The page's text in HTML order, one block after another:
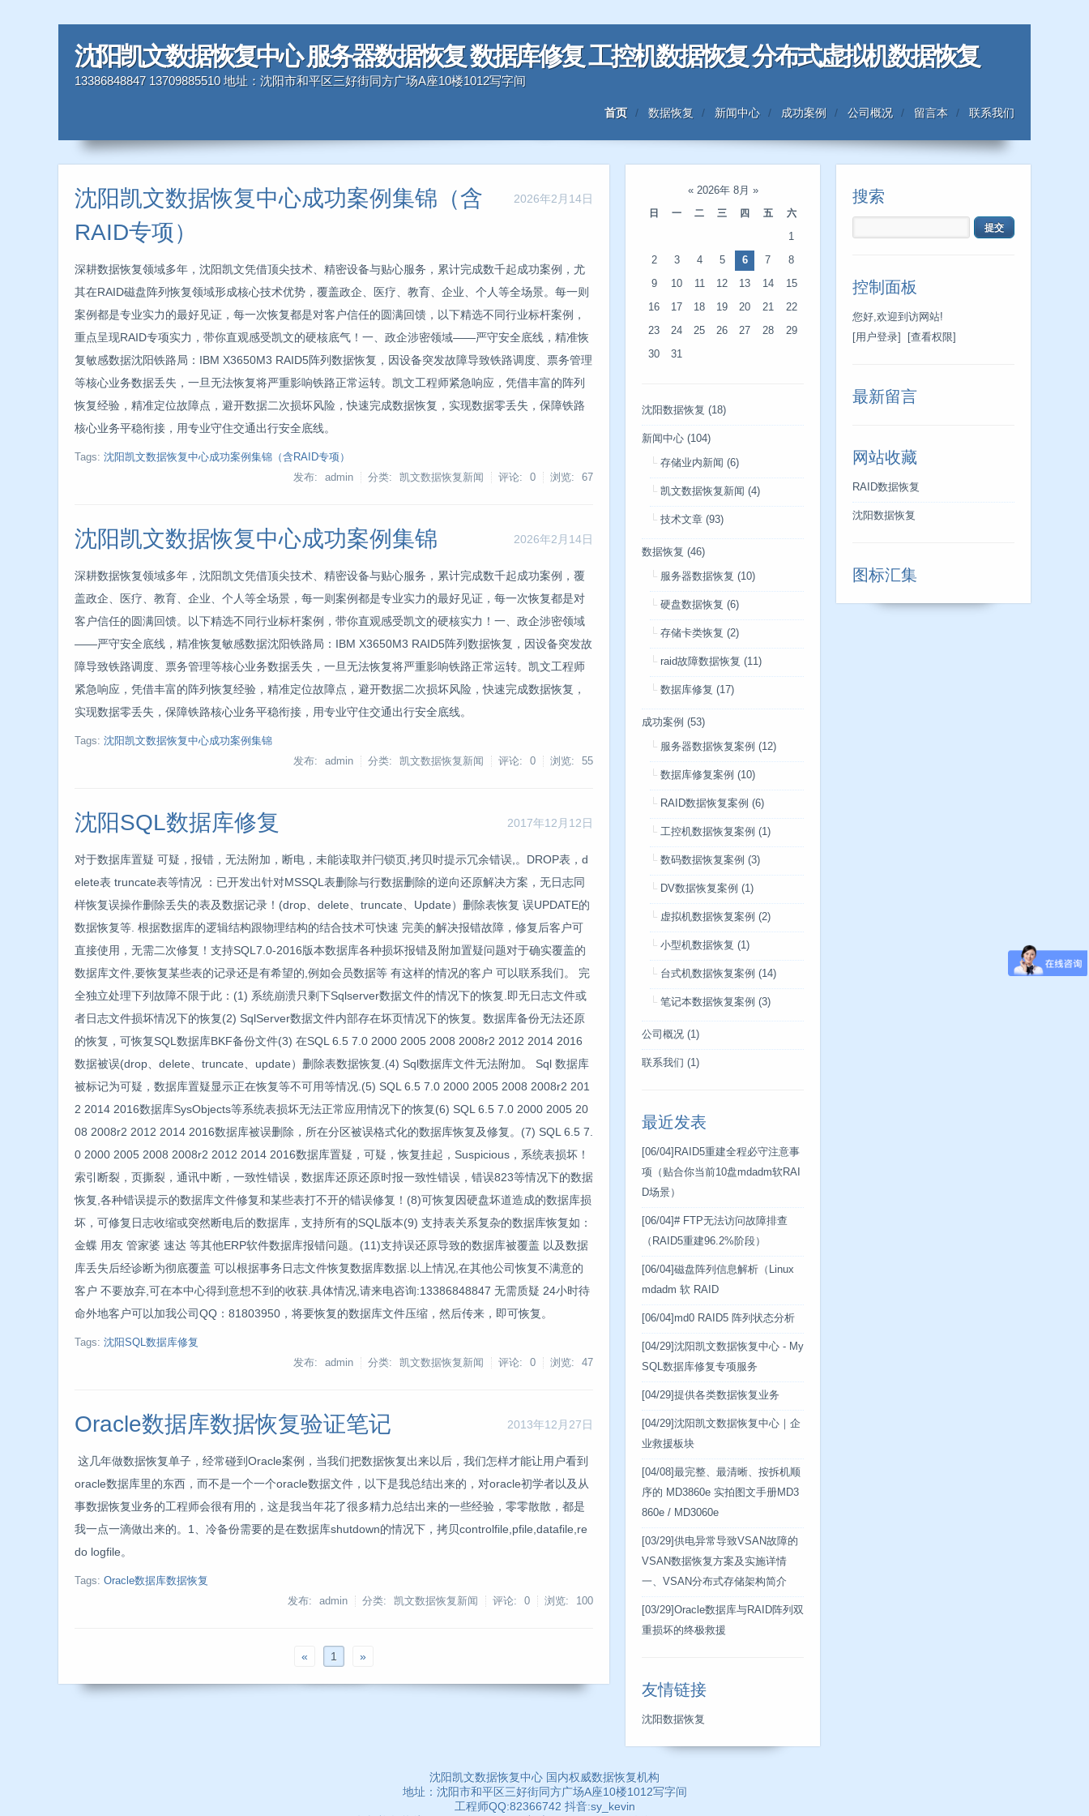
沈阳凯文数据恢复中心 服务器数据恢复 数据库修复 工控机数据恢复 分布式虚拟机数据恢复
13386848847 13709885510 地址：沈阳市和平区三好街同方广场A座10楼1012写字间
首页 数据恢复 新闻中心 成功案例 公司概况 留言本 联系我们
2026年2月14日
沈阳凯文数据恢复中心成功案例集锦（含
RAID专项）
深耕数据恢复领域多年，沈阳凯文凭借顶尖技术、精密设备与贴心服务，累计完成数千起成功案例，尤
其在RAID磁盘阵列恢复领域形成核心技术优势，覆盖政企、医疗、教育、企业、个人等全场景。每一则
案例都是专业实力的最好见证，每一次恢复都是对客户信任的圆满回馈，以下精选不同行业标杆案例，
重点呈现RAID专项实力，带你直观感受凯文的硬核底气！一、政企涉密领域——严守安全底线，精准恢
复敏感数据沈阳铁路局：IBM X3650M3 RAID5阵列数据恢复，因设备突发故障导致铁路调度、票务管理
等核心业务数据丢失，一旦无法恢复将严重影响铁路正常运转。凯文工程师紧急响应，凭借丰富的阵列
恢复经验，精准定位故障点，避开数据二次损坏风险，快速完成数据恢复，实现数据零丢失，保障铁路
核心业务平稳衔接，用专业守住交通出行安全底线。
Tags: 沈阳凯文数据恢复中心成功案例集锦（含RAID专项）
发布: admin
分类: 凯文数据恢复新闻 评论: 0 浏览: 67
2026年2月14日
沈阳凯文数据恢复中心成功案例集锦
深耕数据恢复领域多年，沈阳凯文凭借顶尖技术、精密设备与贴心服务，累计完成数千起成功案例，覆
盖政企、医疗、教育、企业、个人等全场景，每一则案例都是专业实力的最好见证，每一次恢复都是对
客户信任的圆满回馈。以下精选不同行业标杆案例，带你直观感受凯文的硬核实力！一、政企涉密领域
——严守安全底线，精准恢复敏感数据沈阳铁路局：IBM X3650M3 RAID5阵列数据恢复，因设备突发故
障导致铁路调度、票务管理等核心业务数据丢失，一旦无法恢复将严重影响铁路正常运转。凯文工程师
紧急响应，凭借丰富的阵列恢复经验，精准定位故障点，避开数据二次损坏风险，快速完成数据恢复，
实现数据零丢失，保障铁路核心业务平稳衔接，用专业守住交通出行安全底线。
Tags: 沈阳凯文数据恢复中心成功案例集锦
发布: admin
分类: 凯文数据恢复新闻 评论: 0 浏览: 55
2017年12月12日
沈阳SQL数据库修复
对于数据库置疑 可疑，报错，无法附加，断电，未能读取并闩锁页,拷贝时提示冗余错误,。DROP表，d
elete表 truncate表等情况 ：已开发出针对MSSQL表删除与行数据删除的逆向还原解决方案，无日志同
样恢复误操作删除丢失的表及数据记录！(drop、delete、truncate、Update）删除表恢复 误UPDATE的
数据恢复等. 根据数据库的逻辑结构跟物理结构的结合技术可快速 完美的解决报错故障，修复后客户可
直接使用，无需二次修复！支持SQL7.0-2016版本数据库各种损坏报错及附加置疑问题对于确实覆盖的
数据库文件,要恢复某些表的记录还是有希望的,例如会员数据等 有这样的情况的客户 可以联系我们。 完
全独立处理下列故障不限于此：(1) 系统崩溃只剩下Sqlserver数据文件的情况下的恢复.即无日志文件或
者日志文件损坏情况下的恢复(2) SqlServer数据文件内部存在坏页情况下的恢复。数据库备份无法还原
的恢复，可恢复SQL数据库BKF备份文件(3) 在SQL 6.5 7.0 2000 2005 2008 2008r2 2012 2014 2016
数据被误(drop、delete、truncate、update）删除表数据恢复.(4) Sql数据库文件无法附加。 Sql 数据库
被标记为可疑，数据库置疑显示正在恢复等不可用等情况.(5) SQL 6.5 7.0 2000 2005 2008 2008r2 201
2 2014 2016数据库SysObjects等系统表损坏无法正常应用情况下的恢复(6) SQL 6.5 7.0 2000 2005 20
08 2008r2 2012 2014 2016数据库被误删除，所在分区被误格式化的数据库恢复及修复。(7) SQL 6.5 7.
0 2000 2005 2008 2008r2 2012 2014 2016数据库置疑，可疑，恢复挂起，Suspicious，系统表损坏！
索引断裂，页撕裂，通讯中断，一致性错误，数据库还原还原时报一致性错误，错误823等情况下的数据
恢复,各种错误提示的数据库文件修复和某些表打不开的错误修复！(8)可恢复因硬盘坏道造成的数据库损
坏，可修复日志收缩或突然断电后的数据库，支持所有的SQL版本(9) 支持表关系复杂的数据库恢复如：
金蝶 用友 管家婆 速达 等其他ERP软件数据库报错问题。(11)支持误还原导致的数据库被覆盖 以及数据
库丢失后经诊断为彻底覆盖 可以根据事务日志文件恢复数据库数据.以上情况,在其他公司恢复不满意的
客户 不要放弃,可在本中心得到意想不到的收获.具体情况,请来电咨询:13386848847 无需质疑 24小时待
命外地客户可以加我公司QQ：81803950，将要恢复的数据库文件压缩，然后传来，即可恢复。
Tags: 沈阳SQL数据库修复
发布: admin
分类: 凯文数据恢复新闻 评论: 0 浏览: 47
2013年12月27日
Oracle数据库数据恢复验证笔记
这几年做数据恢复单子，经常碰到Oracle案例，当我们把数据恢复出来以后，我们怎样才能让用户看到
oracle数据库里的东西，而不是一个一个oracle数据文件，以下是我总结出来的，对oracle初学者以及从
事数据恢复业务的工程师会很有用的，这是我当年花了很多精力总结出来的一些经验，零零散散，都是
我一点一滴做出来的。1、冷备份需要的是在数据库shutdown的情况下，拷贝controlfile,pfile,datafile,re
do logfile。
Tags: Oracle数据库数据恢复
发布: admin
分类: 凯文数据恢复新闻 评论: 0 浏览: 100
« 1 »
« 2026年 8月 »
日
一 二 三 四 五 六
1
2 3 4 5 6 7 8
9 10 11 12 13 14 15
16 17 18 19 20 21 22
23 24 25 26 27 28 29
30 31
沈阳数据恢复 (18)
新闻中心 (104)
存储业内新闻 (6)
凯文数据恢复新闻 (4)
技术文章 (93)
数据恢复 (46)
服务器数据恢复 (10)
硬盘数据恢复 (6)
存储卡类恢复 (2)
raid故障数据恢复 (11)
数据库修复 (17)
成功案例 (53)
服务器数据恢复案例 (12)
数据库修复案例 (10)
RAID数据恢复案例 (6)
工控机数据恢复案例 (1)
数码数据恢复案例 (3)
DV数据恢复案例 (1)
虚拟机数据恢复案例 (2)
小型机数据恢复 (1)
台式机数据恢复案例 (14)
笔记本数据恢复案例 (3)
公司概况 (1)
联系我们 (1)
最近发表
[06/04] RAID5重建全程必守注意事
项（贴合你当前10盘mdadm软RAI
D场景）
[06/04] # FTP无法访问故障排查
（RAID5重建96.2%阶段）
[06/04] 磁盘阵列信息解析（Linux
mdadm 软 RAID
[06/04] md0 RAID5 阵列状态分析
[04/29] 沈阳凯文数据恢复中心 - My
SQL数据库修复专项服务
[04/29] 提供各类数据恢复业务
[04/29] 沈阳凯文数据恢复中心｜企
业救援板块
[04/08] 最完整、最清晰、按拆机顺
序的 MD3860e 实拍图文手册MD3
860e / MD3060e
[03/29] 供电异常导致VSAN故障的
VSAN数据恢复方案及实施详情
一、VSAN分布式存储架构简介
[03/29] Oracle数据库与RAID阵列双
重损坏的终极救援
友情链接
沈阳数据恢复
搜索
控制面板
您好,欢迎到访网站!
[用户登录]
[查看权限]
最新留言
网站收藏
RAID数据恢复
沈阳数据恢复
图标汇集
沈阳凯文数据恢复中心 国内权威数据恢复机构
地址：沈阳市和平区三好街同方广场A座10楼1012写字间
工程师QQ:82366742 抖音:sy_kevin